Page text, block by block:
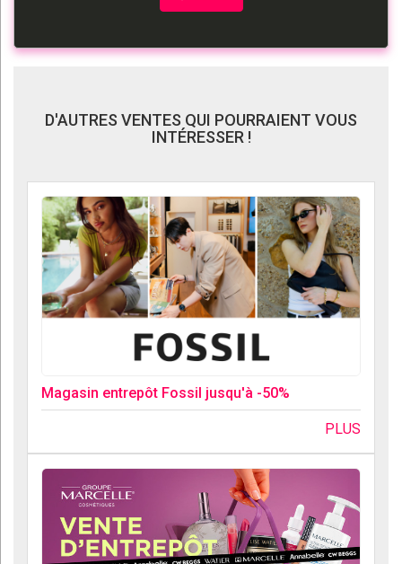
D'AUTRES VENTES QUI POURRAIENT VOUS
INTÉRESSER !
Magasin entrepôt Fossil jusqu'à -50%
PLUS